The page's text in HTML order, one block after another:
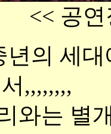
<< 공
년의 세
,,,,,,,,
와는 별